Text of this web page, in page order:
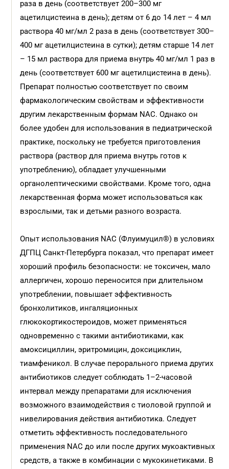
раза в день (соответствует 200–300 мг
ацетилцистеина в день); детям от 6 до 14 лет – 4 мл
раствора 40 мг/мл 2 раза в день (соответствует 300–
400 мг ацетилцистеина в сутки); детям старше 14 лет
– 15 мл раствора для приема внутрь 40 мг/мл 1 раз в
день (соответствует 600 мг ацетилцистеина в день).
Препарат полностью соответствует по своим
фармакологическим свойствам и эффективности
другим лекарственным формам NАС. Однако он
более удобен для использования в педиатрической
практике, поскольку не требуется приготовления
раствора (раствор для приема внутрь готов к
употреблению), обладает улучшенными
органолептическими свойствами. Кроме того, одна
лекарственная форма может использоваться как
взрослыми, так и детьми разного возраста.
Опыт использования NАС (Флуимуцил®) в условиях
ДГПЦ Санкт-Петербурга показал, что препарат имеет
хороший профиль безопасности: не токсичен, мало
аллергичен, хорошо переносится при длительном
употреблении, повышает эффективность
бронхолитиков, ингаляционных
глюкокортикостероидов, может применяться
одновременно с такими антибиотиками, как
амоксициллин, эритромицин, доксициклин,
тиамфеникол. В случае перорального приема других
антибиотиков следует соблюдать 1–2-часовой
интервал между препаратами для исключения
возможного взаимодействия с тиоловой группой и
нивелирования действия антибиотика. Следует
отметить эффективность последовательного
применения NАС до или после других мукоактивных
средств, а также в комбинации с мукокинетиками. В